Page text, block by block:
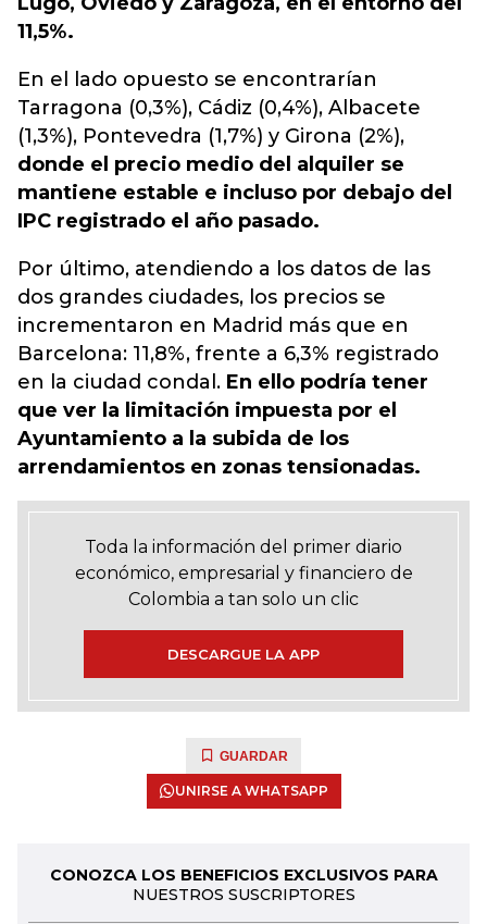
11,5%.
En el lado opuesto se encontrarían
Tarragona (0,3%), Cádiz (0,4%), Albacete
(1,3%), Pontevedra (1,7%) y Girona (2%),
donde el precio medio del alquiler se
mantiene estable e incluso por debajo del
IPC registrado el año pasado.
Por último, atendiendo a los datos de las
dos grandes ciudades, los precios se
incrementaron en Madrid más que en
Barcelona: 11,8%, frente a 6,3% registrado
en la ciudad condal. En ello podría tener
que ver la limitación impuesta por el
Ayuntamiento a la subida de los
arrendamientos en zonas tensionadas.
Toda la información del primer diario
económico, empresarial y financiero de
Colombia a tan solo un clic
DESCARGUE LA APP
GUARDAR
UNIRSE A WHATSAPP
CONOZCA LOS BENEFICIOS EXCLUSIVOS PARA
NUESTROS SUSCRIPTORES